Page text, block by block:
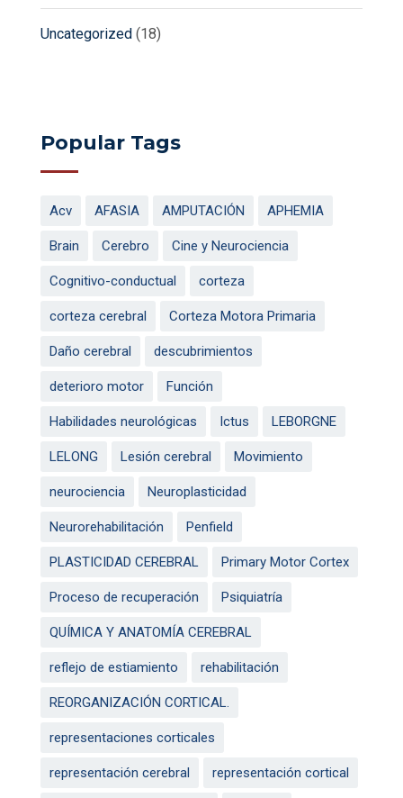
Uncategorized (18)
Popular Tags
Acv AFASIA AMPUTACIÓN APHEMIA
Brain Cerebro Cine y Neurociencia
Cognitivo-conductual corteza
corteza cerebral Corteza Motora Primaria
Daño cerebral descubrimientos
deterioro motor Función
Habilidades neurológicas Ictus LEBORGNE
LELONG Lesión cerebral Movimiento
neurociencia Neuroplasticidad
Neurorehabilitación Penfield
PLASTICIDAD CEREBRAL Primary Motor Cortex
Proceso de recuperación Psiquiatría
QUÍMICA Y ANATOMÍA CEREBRAL
reflejo de estiamiento rehabilitación
REORGANIZACIÓN CORTICAL.
representaciones corticales
representación cerebral representación cortical